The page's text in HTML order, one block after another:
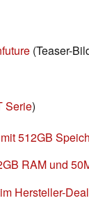
(Teaser-
Serie)
512GB
RAM und
Hersteller-